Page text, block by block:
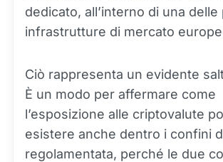
dedicato, all’interno di una delle
infrastrutture di mercato
Ciò rappresenta un evidente
È un modo per affermare come
l’esposizione alle criptovalute
esistere anche dentro i confini
regolamentata, perché le due